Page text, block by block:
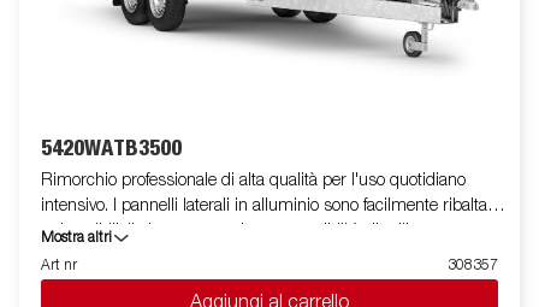
5420WATB3500
Rimorchio professionale di alta qualità per l'uso quotidiano
intensivo. I pannelli laterali in alluminio sono facilmente ribaltabili
e rimovibili, il che aumenta le sue possibilità di utilizzo,
trasformandolo da rimorchio a piattaforma. Le fasce pieghevoli (
max 400 kg carico/fascia)sono perfette per assicurare il carico
Mostra altri
Art nr
308357